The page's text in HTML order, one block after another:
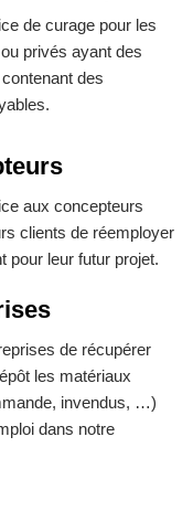
de curage pour les
privés ayant des
des
aux concepteurs
clients de réemployer
pour leur futur projet.
de récupérer
les matériaux
invendus, …)
dans notre